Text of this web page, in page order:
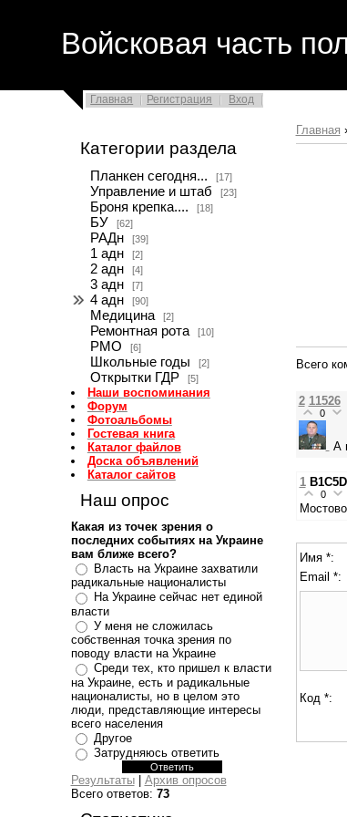
Войсковая часть
Главная Регистрация Вход
Категории раздела
Планкен сегодня... [17]
Управление и штаб [23]
Броня крепка.... [18]
БУ [62]
РАДн [39]
1 адн [2]
2 адн [4]
3 адн [7]
4 адн [90]
Медицина [2]
Ремонтная рота [10]
РМО [6]
Школьные годы [2]
Открытки ГДР [5]
Наши воспоминания
Форум
Фотоальбомы
Гостевая книга
Каталог файлов
Доска объявлений
Каталог сайтов
Наш опрос
Какая из точек зрения о
последних событиях на Украине
вам ближе всего?
Власть на Украине захватили
радикальные националисты
На Украине сейчас нет единой
власти
У меня не сложилась
собственная точка зрения по
поводу власти на Украине
Среди тех, кто пришел к власти
на Украине, есть и радикальные
националисты, но в целом это
люди, представляющие интересы
всего населения
Другое
Затрудняюсь ответить
Результаты| Архив опросов
Всего ответов: 73
Главная
Всего
2 11526
0
А
1
0
Имя *:
Email *:
Код *: